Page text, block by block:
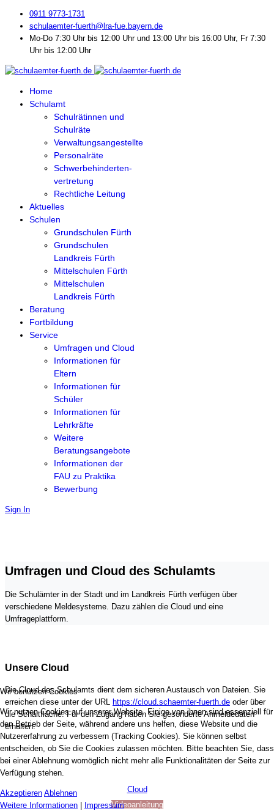
0911 9773-1731
schulaemter-fuerth@lra-fue.bayern.de
Mo-Do 7:30 Uhr bis 12:00 Uhr und 13:00 Uhr bis 16:00 Uhr, Fr 7:30
Uhr bis 12:00 Uhr
Home
Schulamt
Schulrätinnen und
Schulräte
Verwaltungsangestellte
Personalräte
Schwerbehinderten-
vertretung
Rechtliche Leitung
Aktuelles
Schulen
Grundschulen Fürth
Grundschulen
Landkreis Fürth
Mittelschulen Fürth
Mittelschulen
Landkreis Fürth
Beratung
Fortbildung
Service
Umfragen und Cloud
Informationen für
Eltern
Informationen für
Schüler
Informationen für
Lehrkräfte
Weitere
Beratungsangebote
Informationen der
FAU zu Praktika
Bewerbung
Sign In
Umfragen und Cloud des Schulamts
Die Schulämter in der Stadt und im Landkreis Fürth verfügen über
verschiedene Meldesysteme. Dazu zählen die Cloud und eine
Umfrageplattform.
Unsere Cloud
Die Cloud des Schulamts dient dem sicheren Austausch von Dateien. Sie
erreichen diese unter der URL https://cloud.schaemter-fuerth.de oder über
die Schaltfläche. Für den Zugang haben Sie gesonderte Anmeldedaten
erhalten.
Cloud
Videoanleitung
Wir benutzen Cookies
Wir nutzen Cookies auf unserer Website. Einige von ihnen sind essenziell für
den Betrieb der Seite, während andere uns helfen, diese Website und die
Nutzererfahrung zu verbessern (Tracking Cookies). Sie können selbst
entscheiden, ob Sie die Cookies zulassen möchten. Bitte beachten Sie, dass
bei einer Ablehnung womöglich nicht mehr alle Funktionalitäten der Seite zur
Verfügung stehen.
Akzeptieren Ablehnen
Weitere Informationen
Impressum